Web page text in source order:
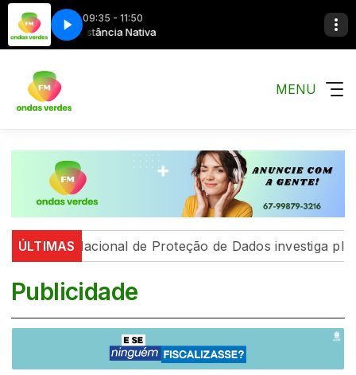
09:35 - 11:50
Estância Nativa
Galpão Farrapo
MENU
ÚLTIMAS
Nacional de Proteção de Dados investiga
Publicidade